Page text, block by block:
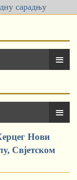
сарадњу
≡
≡
Нови
Свјетском